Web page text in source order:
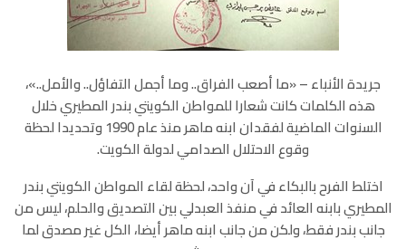
جريدة الأنباء – «ما أصعب الفراق.. وما أجمل التفاؤل.. والأمل..»،
هذه الكلمات كانت شعارا للمواطن الكويتي بندر المطيري خلال
السنوات الماضية لفقدان ابنه ماهر منذ عام 1990 وتحديدا لحظة
وقوع الاحتلال الصدامي لدولة الكويت.
اختلط الفرح بالبكاء في آن واحد، لحظة لقاء المواطن الكويتي بندر
المطيري بابنه العائد في منفذ العبدلي بين التصديق والحلم، ليس من
جانب بندر فقط، ولكن من جانب ابنه ماهر أيضا، الكل غير مصدق لما